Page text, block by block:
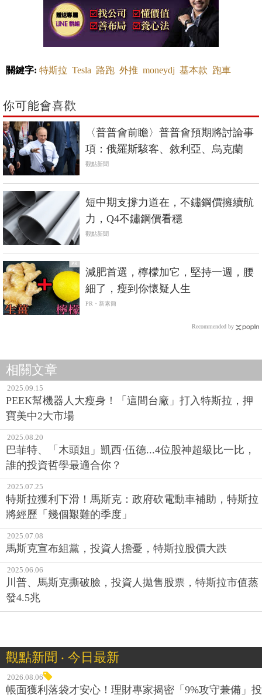
關鍵字: 特斯拉 Tesla 路跑 外推 moneydj 基本款 跑車
你可能會喜歡
〈普普會前瞻〉普普會預期將討論事
項：俄羅斯駭客、敘利亞、烏克蘭
觀點新聞
短中期支撐力道在，不鏽鋼價擁續航
力，Q4不鏽鋼價看穩
觀點新聞
PR
減肥首選，檸檬加它，堅持一週，腰
細了，瘦到你懷疑人生
PR・新素簡
Recommended by
相關文章
2025.09.15
PEEK幫機器人大瘦身！「這間台廠」打入特斯拉，押
寶美中2大市場
2025.08.20
巴菲特、「木頭姐」凱西·伍德...4位股神超級比一比，
誰的投資哲學最適合你？
2025.07.25
特斯拉獲利下滑！馬斯克：政府砍電動車補助，特斯拉
將經歷「幾個艱難的季度」
2025.07.08
馬斯克宣布組黨，投資人擔憂，特斯拉股價大跌
2025.06.06
川普、馬斯克撕破臉，投資人拋售股票，特斯拉市值蒸
發4.5兆
觀點新聞 ‧ 今日最新
2026.08.06
帳面獲利落袋才安心！理財專家揭密「9%攻守兼備」投